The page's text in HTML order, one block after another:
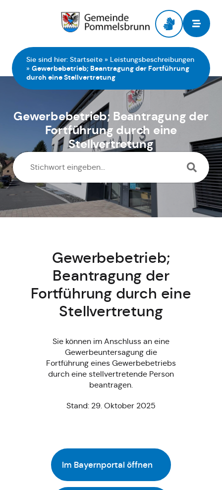
Sie sind hier: Startseite » Leistungsbeschreibungen
» Gewerbebetrieb; Beantragung der Fortführung
durch eine Stellvertretung
Gewerbebetrieb; Beantragung der
Fortführung durch eine
Stellvertretung
Gewerbebetrieb;
Beantragung der
Fortführung durch eine
Stellvertretung
Sie können im Anschluss an eine
Gewerbeuntersagung die
Fortführung eines Gewerbebetriebs
durch eine stellvertretende Person
beantragen.
Stand: 29. Oktober 2025
Im Bayernportal öffnen